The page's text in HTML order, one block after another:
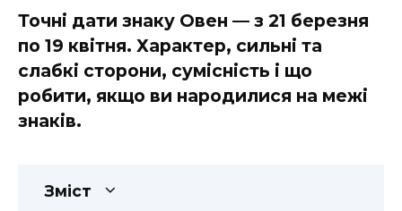
Точні дати знаку Овен — з 21 березня
по 19 квітня. Характер, сильні та
слабкі сторони, сумісність і що
робити, якщо ви народилися на межі
знаків.
Зміст